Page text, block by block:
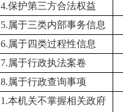
4.保护第三方合法权益
5.属于三类内部事务信息
6.属于四类过程性信息
7.属于行政执法案卷
8.属于行政查询事项
1.本机关不掌握相关政府